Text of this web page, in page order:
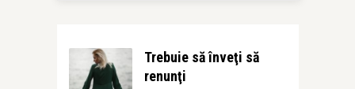
Trebuie să înveţi să
renunţi